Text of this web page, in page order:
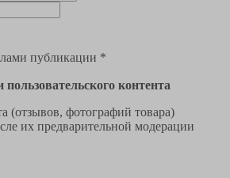
публикации *
контента
(отзывов, фотографий товара)
их предварительной модерации